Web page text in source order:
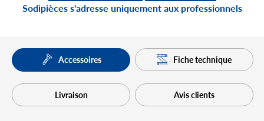
Sodipièces s'adresse uniquement aux professionnels
Accessoires Fiche technique
Livraison Avis clients